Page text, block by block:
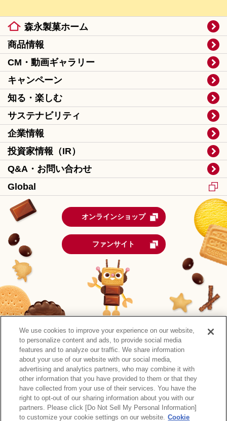
森永製菓ホーム
商品情報
CM・動画ギャラリー
キャンペーン
知る・楽しむ
サステナビリティ
企業情報
投資家情報（IR）
Q&A・お問い合わせ
Global
オンラインショップ
ファンサイト
森永製菓公式アカウント一覧
サイトマップ RSSの配信について
プライバシーポリシー
ウェブアクセシビリティ
ご利用規約 リンク
We use cookies to improve your experience on our website,
to personalize content and ads, to provide social media
features and to analyze our traffic. We share information
about your use of our website with our social media,
advertising and analytics partners, who may combine it with
other information that you have provided to them or that they
have collected from your use of their services. You have the
right to opt-out of our sharing information about you with our
partners. Please click [Do Not Sell My Personal Information]
to customize your cookie settings on our website. Cookie